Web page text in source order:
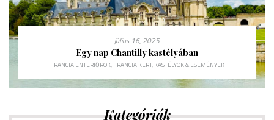
július 16, 2025
Egy nap Chantilly kastélyában
FRANCIA ENTERIŐRÖK, FRANCIA KERT, KASTÉLYOK & ESEMÉNYEK
Kategóriák